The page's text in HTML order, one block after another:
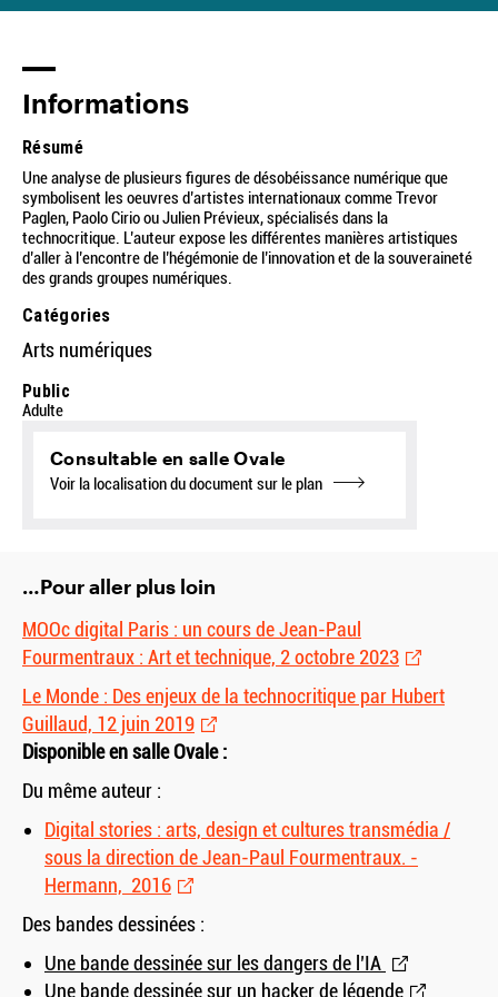
Informations
Résumé
Une analyse de plusieurs figures de désobéissance numérique que
symbolisent les oeuvres d’artistes internationaux comme Trevor
Paglen, Paolo Cirio ou Julien Prévieux, spécialisés dans la
technocritique. L’auteur expose les différentes manières artistiques
d’aller à l’encontre de l’hégémonie de l’innovation et de la souveraineté
des grands groupes numériques.
Catégories
Arts numériques
Public
Adulte
Consultable en salle Ovale
Voir la localisation du document sur le plan
…Pour aller plus loin
MOOc digital Paris : un cours de Jean-Paul
Fourmentraux : Art et technique, 2 octobre 2023
Le Monde : Des enjeux de la technocritique par Hubert
Guillaud, 12 juin 2019
Disponible en salle Ovale :
Du même auteur :
Digital stories : arts, design et cultures transmédia /
sous la direction de Jean-Paul Fourmentraux. -
Hermann, 2016
Des bandes dessinées :
Une bande dessinée sur les dangers de l’IA
Une bande dessinée sur un hacker de légende